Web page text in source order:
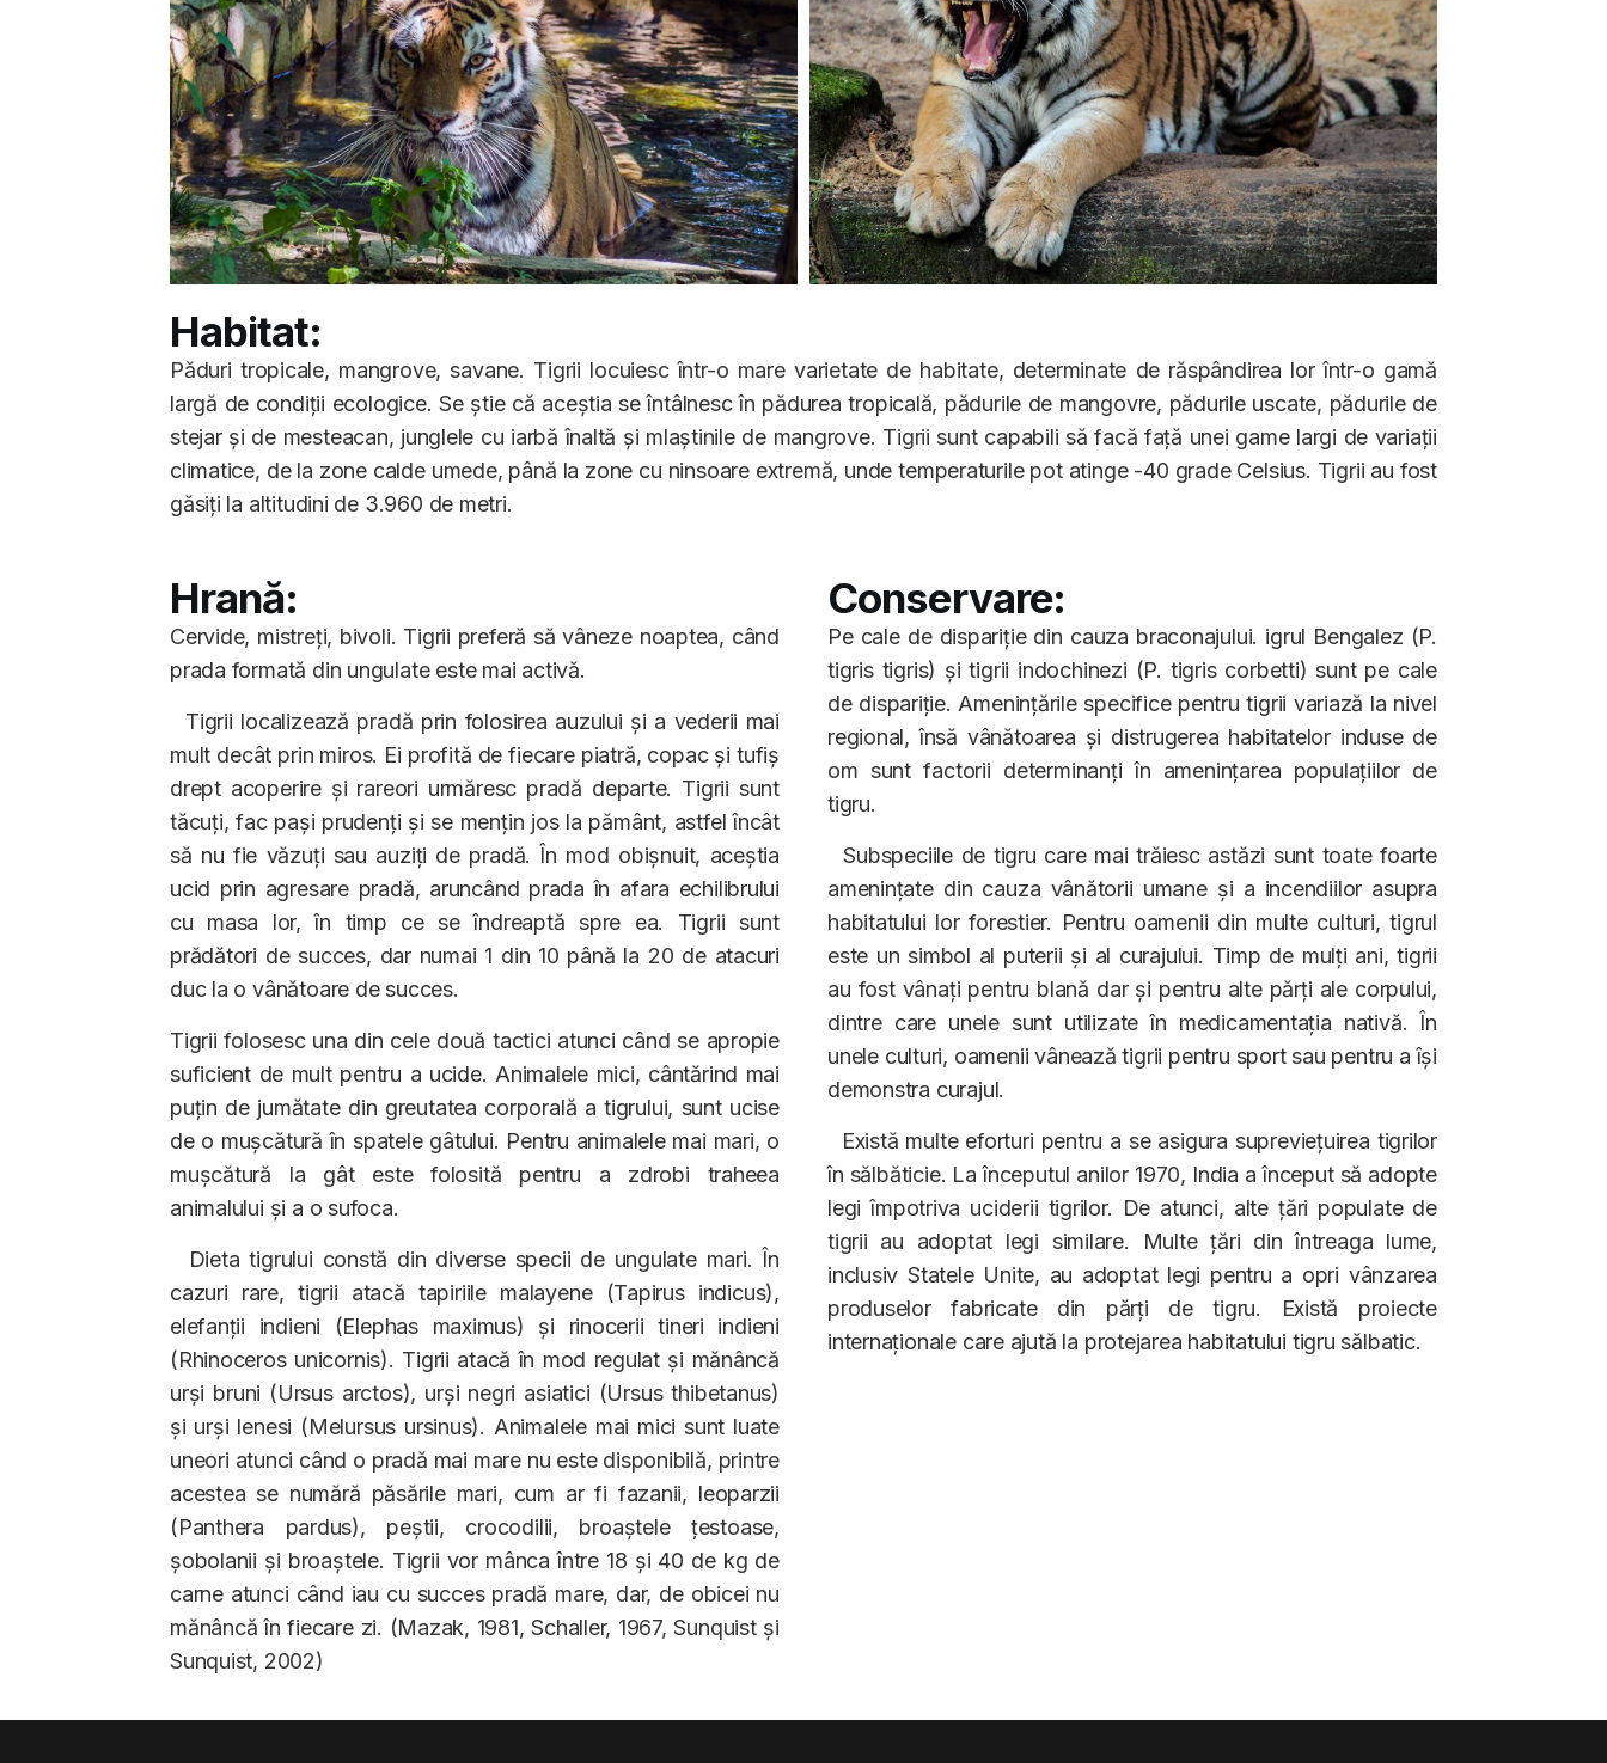
Habitat:
Păduri tropicale, mangrove, savane. Tigrii locuiesc într-o mare varietate de habitate, determinate de răspândirea lor într-o gamă
largă de condiții ecologice. Se știe că aceștia se întâlnesc în pădurea tropicală, pădurile de mangovre, pădurile uscate, pădurile de
stejar și de mesteacan, junglele cu iarbă înaltă și mlaștinile de mangrove. Tigrii sunt capabili să facă față unei game largi de variații
climatice, de la zone calde umede, până la zone cu ninsoare extremă, unde temperaturile pot atinge -40 grade Celsius. Tigrii au fost
găsiți la altitudini de 3.960 de metri.
Hrană:
Cervide, mistreți, bivoli. Tigrii preferă să vâneze noaptea, când
prada formată din ungulate este mai activă.
Tigrii localizează pradă prin folosirea auzului și a vederii mai
mult decât prin miros. Ei profită de fiecare piatră, copac și tufiș
drept acoperire și rareori urmăresc pradă departe. Tigrii sunt
tăcuți, fac pași prudenți și se mențin jos la pământ, astfel încât
să nu fie văzuți sau auziți de pradă. În mod obișnuit, aceștia
ucid prin agresare pradă, aruncând prada în afara echilibrului
cu masa lor, în timp ce se îndreaptă spre ea. Tigrii sunt
prădători de succes, dar numai 1 din 10 până la 20 de atacuri
duc la o vânătoare de succes.
Tigrii folosesc una din cele două tactici atunci când se apropie
suficient de mult pentru a ucide. Animalele mici, cântărind mai
puțin de jumătate din greutatea corporală a tigrului, sunt ucise
de o mușcătură în spatele gâtului. Pentru animalele mai mari, o
mușcătură la gât este folosită pentru a zdrobi traheea
animalului și a o sufoca.
Dieta tigrului constă din diverse specii de ungulate mari. În
cazuri rare, tigrii atacă tapiriile malayene (Tapirus indicus),
elefanții indieni (Elephas maximus) și rinocerii tineri indieni
(Rhinoceros unicornis). Tigrii atacă în mod regulat și mănâncă
urși bruni (Ursus arctos), urși negri asiatici (Ursus thibetanus)
și urși lenesi (Melursus ursinus). Animalele mai mici sunt luate
uneori atunci când o pradă mai mare nu este disponibilă, printre
acestea se numără păsările mari, cum ar fi fazanii, leoparzii
(Panthera pardus), peștii, crocodilii, broaștele țestoase,
șobolanii și broaștele. Tigrii vor mânca între 18 și 40 de kg de
carne atunci când iau cu succes pradă mare, dar, de obicei nu
mănâncă în fiecare zi. (Mazak, 1981, Schaller, 1967, Sunquist și
Sunquist, 2002)
Conservare:
Pe cale de dispariție din cauza braconajului. igrul Bengalez (P.
tigris tigris) și tigrii indochinezi (P. tigris corbetti) sunt pe cale
de dispariție. Amenințările specifice pentru tigrii variază la nivel
regional, însă vânătoarea și distrugerea habitatelor induse de
om sunt factorii determinanți în amenințarea populațiilor de
tigru.
Subspeciile de tigru care mai trăiesc astăzi sunt toate foarte
amenințate din cauza vânătorii umane și a incendiilor asupra
habitatului lor forestier. Pentru oamenii din multe culturi, tigrul
este un simbol al puterii și al curajului. Timp de mulți ani, tigrii
au fost vânați pentru blană dar și pentru alte părți ale corpului,
dintre care unele sunt utilizate în medicamentația nativă. În
unele culturi, oamenii vânează tigrii pentru sport sau pentru a își
demonstra curajul.
Există multe eforturi pentru a se asigura supreviețuirea tigrilor
în sălbăticie. La începutul anilor 1970, India a început să adopte
legi împotriva uciderii tigrilor. De atunci, alte țări populate de
tigrii au adoptat legi similare. Multe țări din întreaga lume,
inclusiv Statele Unite, au adoptat legi pentru a opri vânzarea
produselor fabricate din părți de tigru. Există proiecte
internaționale care ajută la protejarea habitatului tigru sălbatic.